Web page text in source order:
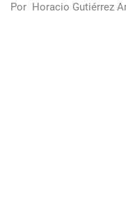
Por Horacio Gutiérrez